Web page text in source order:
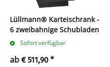
Lüllmann® Karteischrank -
6 zweibahnige Schubladen
Sofort verfügbar
ab € 511,90 *